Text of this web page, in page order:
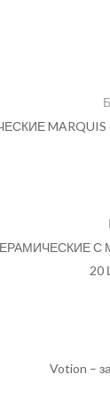
MARQUIS
С
20
Votion –